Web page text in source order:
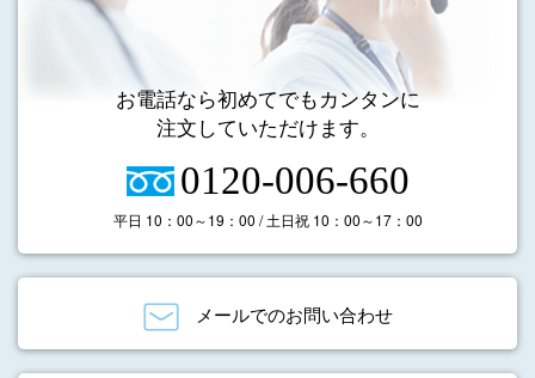
お電話なら初めてでもカンタンに
注文していただけます。
0120-006-660
平日 10：00～19：00 / 土日祝 10：00～17：00
メールでのお問い合わせ